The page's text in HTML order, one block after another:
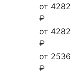
от 4282
₽
от 4282
₽
от 2536
₽